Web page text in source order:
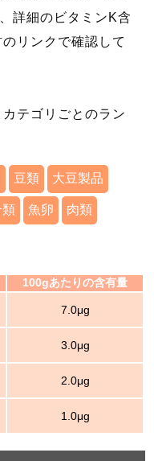
詳細のビタミンK含
リンクで確認して
テゴリごとのラン
豆類 大豆製品
類 魚卵 肉類
100gあたりの含有量
7.0μg
3.0μg
2.0μg
1.0μg